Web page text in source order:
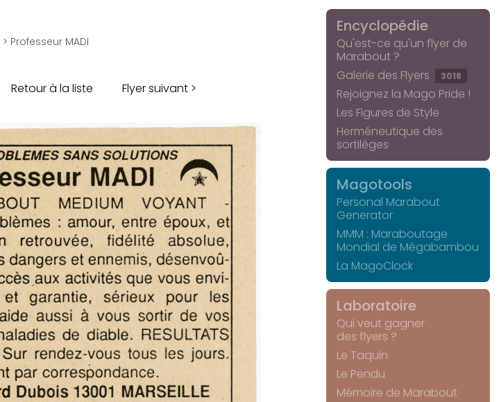
> Professeur MADI
Retour à la liste Flyer suivant >
Encyclopédie
Qu'est-ce qu'un flyer de
Marabout ?
Galerie des Flyers
3018
Rejoignez la Mago Pride !
Les Figures de Style
Herméneutique des
sortilèges
Magotools
Personal Marabout
Generator
MMM : Maraboutage
Mondial de Mégabambou
La MagoClock
Laboratoire
Qui veut gagner
des flyers ?
Le Taquin
Le Pendu
Mémoire de Marabout